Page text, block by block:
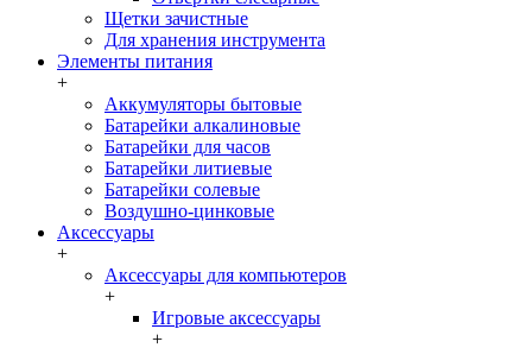
Щетки зачистные
Для хранения инструмента
Элементы питания
+
Аккумуляторы бытовые
Батарейки алкалиновые
Батарейки для часов
Батарейки литиевые
Батарейки солевые
Воздушно-цинковые
Аксессуары
+
Аксессуары для компьютеров
+
Игровые аксессуары
+